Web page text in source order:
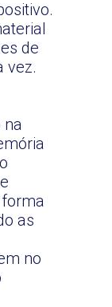
de
vez.
na
as
no